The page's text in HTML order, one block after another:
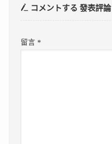
コメントする發表評論
留言 *